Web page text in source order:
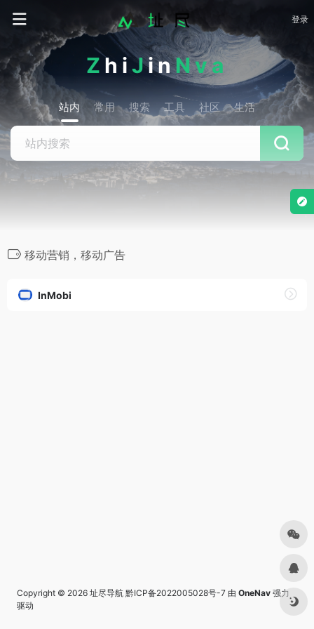
登录
ZhiJinNva
站内 常用 搜索 工具 社区 生活
移动营销，移动广告
InMobi
Copyright © 2026 址尽导航 黔ICP备2022005028号-7 由 OneNav 强力
驱动